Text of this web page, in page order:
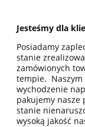
Jesteśmy dla
Posiadamy
stanie
zamówionych
tempie.
wychodzenie
pakujemy nasze
stanie
wysoką jakość